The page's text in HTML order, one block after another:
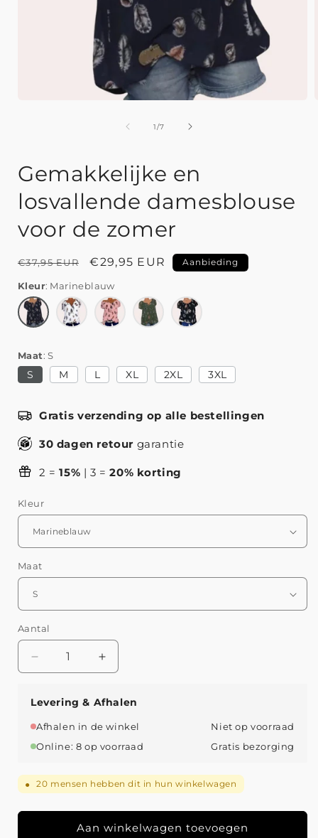
1/van
7
Gemakkelijke en
losvallende damesblouse
voor de zomer
Normale
prijs
€37,95 EUR Aanbiedingsprijs
€29,95 EUR Aanbieding
Kleur Marineblauw
Maat S
S M L XL 2XL 3XL
Gratis verzending op alle bestellingen
30 dagen retour garantie
2 =15% | 3 =20% korting
Kleur
Maat
Aantal
Aantal
verlagen
Gemakkelijke
en
damesblouse
de
zomer
Aantal
verhogen
Gemakkelijke
en
damesblouse
de
zomer
Levering & Afhalen
Afhalen in de winkel
Niet op voorraad
Online: 8 op voorraad
Gratis bezorging
● 20 mensen hebben dit in hun winkelwagen
Aan winkelwagen toevoegen